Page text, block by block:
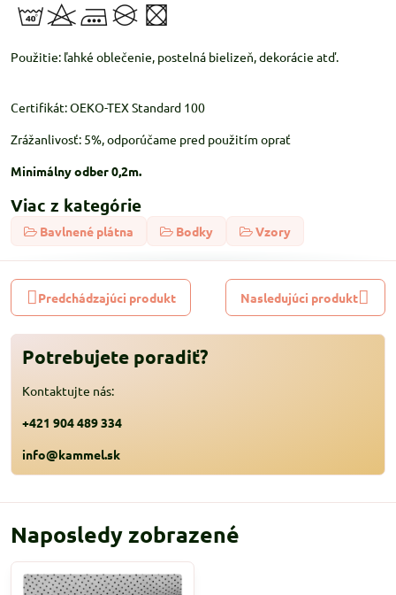
Použitie: ľahké oblečenie, postelná bielizeň, dekorácie atď.
Certifikát: OEKO-TEX Standard 100
Zrážanlivosť: 5%, odporúčame pred použitím oprať
Minimálny odber 0,2m.
Viac z kategórie
Bavlnené plátna Bodky Vzory
Predchádzajúci produkt Nasledujúci produkt
Potrebujete poradiť?
Kontaktujte nás:
+421 904 489 334
info@kammel.sk
Naposledy zobrazené